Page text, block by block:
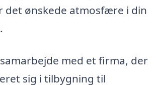
det ønskede atmosfære i din
med et firma, der
sig i tilbygning til